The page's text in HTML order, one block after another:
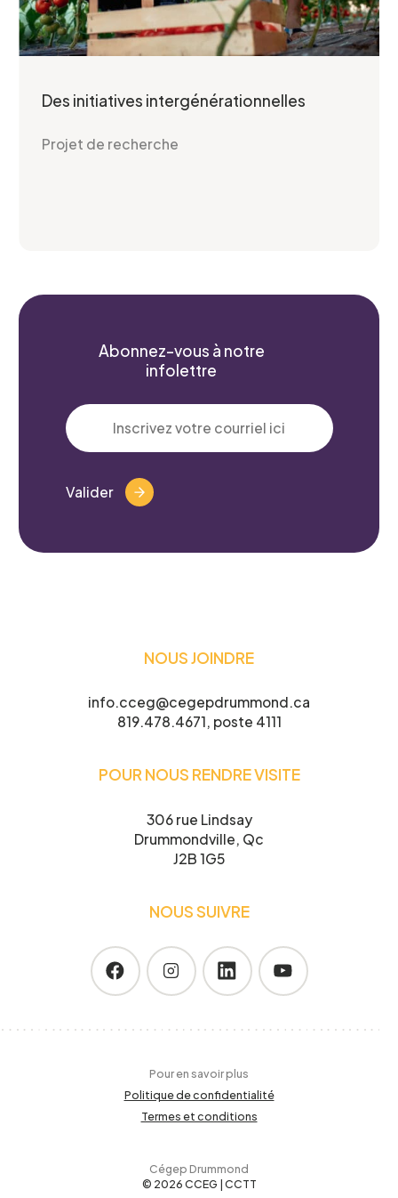
Des initiatives intergénérationnelles
Projet de recherche
Abonnez-vous à notre
infolettre
Valider
NOUS JOINDRE
info.cceg@cegepdrummond.ca
819.478.4671, poste 4111
POUR NOUS RENDRE VISITE
306 rue Lindsay
Drummondville, Qc
J2B 1G5
NOUS SUIVRE
Pour en savoir plus
Politique de confidentialité
Termes et conditions
Cégep Drummond
© 2026 CCEG | CCTT